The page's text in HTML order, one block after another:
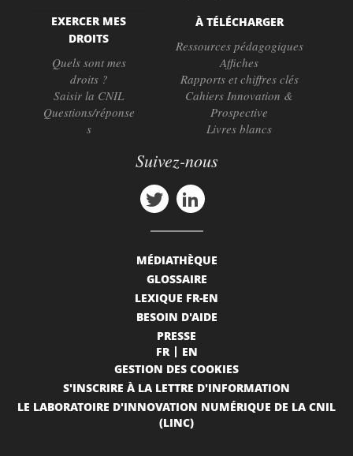
EXERCER MES
DROITS
Quels sont mes
droits ?
Saisir la CNIL
Questions/réponse
s
À TÉLÉCHARGER
Ressources pédagogiques
Affiches
Rapports et chiffres clés
Cahiers Innovation &
Prospective
Livres blancs
Suivez-nous
MÉDIATHÈQUE
GLOSSAIRE
LEXIQUE FR-EN
BESOIN D'AIDE
PRESSE
FR
EN
GESTION DES COOKIES
S'INSCRIRE À LA LETTRE D'INFORMATION
LE LABORATOIRE D'INNOVATION NUMÉRIQUE DE LA CNIL
(LINC)